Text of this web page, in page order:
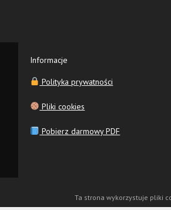
Informacje
Polityka prywatności
Pliki cookies
Pobierz darmowy PDF
Ta strona wykorzystuje pliki